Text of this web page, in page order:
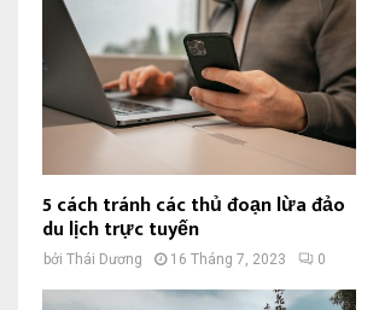
5 cách tránh các thủ đoạn lừa đảo
du lịch trực tuyến
bởi Thái Dương 16 Tháng 7, 2023 0